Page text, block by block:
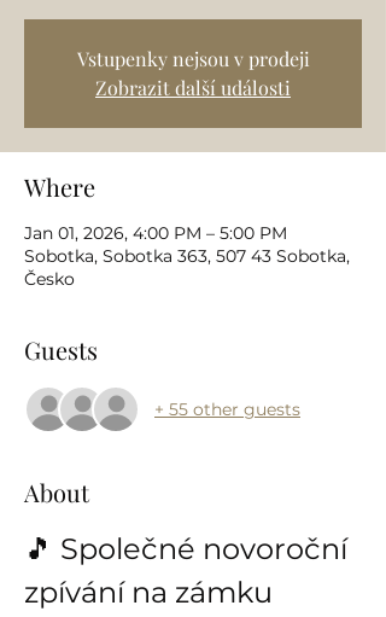
Vstupenky nejsou v prodeji
Zobrazit další události
Where
Jan 01, 2026, 4:00 PM – 5:00 PM
Sobotka, Sobotka 363, 507 43 Sobotka,
Česko
Guests
+ 55 other guests
About
🎵 Společné novoroční
zpívání na zámku